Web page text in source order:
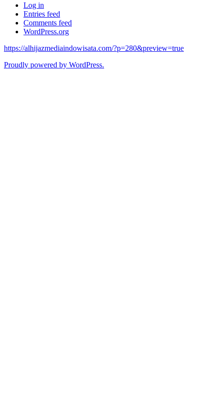
Log in
Entries feed
Comments feed
WordPress.org
https://alhijazmediaindowisata.com/?p=280&preview=true
Proudly powered by WordPress.